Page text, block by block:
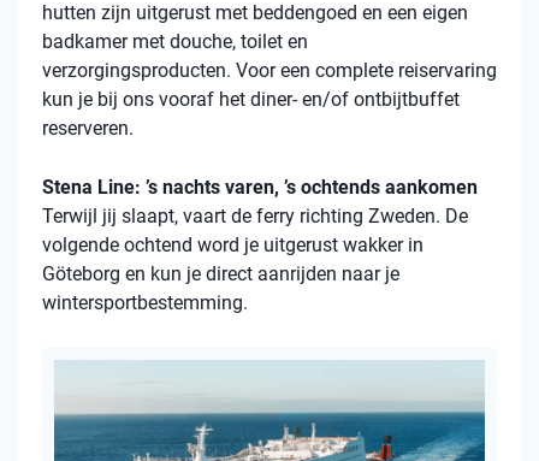
hutten zijn uitgerust met beddengoed en een eigen
badkamer met douche, toilet en
verzorgingsproducten. Voor een complete reiservaring
kun je bij ons vooraf het diner- en/of ontbijtbuffet
reserveren.
Stena Line: ’s nachts varen, ’s ochtends aankomen
Terwijl jij slaapt, vaart de ferry richting Zweden. De
volgende ochtend word je uitgerust wakker in
Göteborg en kun je direct aanrijden naar je
wintersportbestemming.